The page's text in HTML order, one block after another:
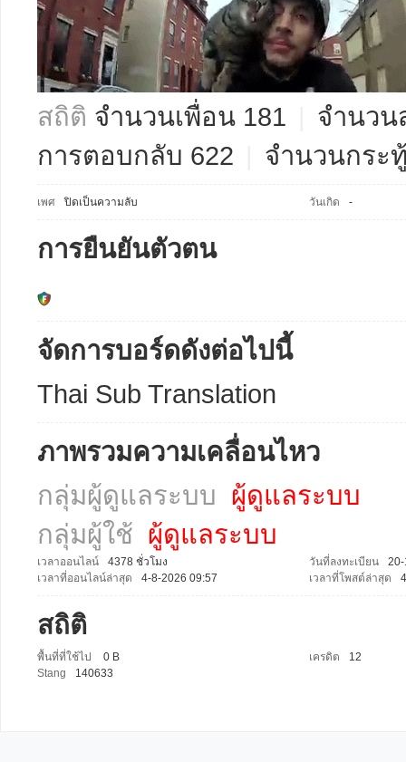
สถิติ จำนวนเพื่อน 181
จำนวน
การตอบกลับ 622
จำนวนกระ
เพศ ปิดเป็นความลับ วันเกิด -
การยืนยันตัวตน
จัดการบอร์ดดังต่อไปนี้
Thai Sub Translation
ภาพรวมความเคลื่อนไหว
กลุ่มผู้ดูแลระบบ ผู้ดูแลระบบ
กลุ่มผู้ใช้ ผู้ดูแลระบบ
เวลาออนไลน์ 4378 ชั่วโมง วันที่ลงทะเบียน
เวลาที่ออนไลน์ล่าสุด
4-8-2026 09:57 เวลาที่โพสต์ล่าสุด
สถิติ
พื้นที่ที่ใช้ไป 0 B เครดิต
12
Stang
140633